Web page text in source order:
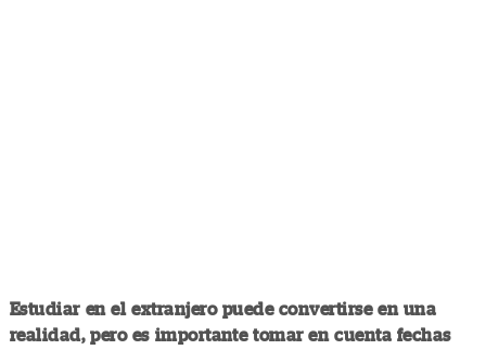
Estudiar en el extranjero puede convertirse en una
realidad, pero es importante tomar en cuenta fechas